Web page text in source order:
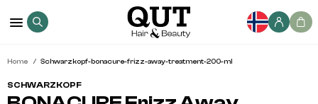
Home Schwarzkopf-bonacure-frizz-away-treatment-200-ml
SCHWARZKOPF